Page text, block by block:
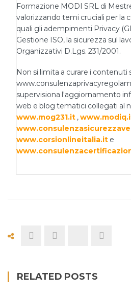
Formazione MODI SRL di
valorizzando temi cruciali per la
quali gli adempimenti Privacy
Gestione ISO, la sicurezza sul
Organizzativi D.Lgs. 231/2001.
Non si limita a curare i
supervisiona l'aggiornamento
web e blog tematici collegati al
www.mog231.it ,
www.corsionlineitalia.it e
RELATED POSTS